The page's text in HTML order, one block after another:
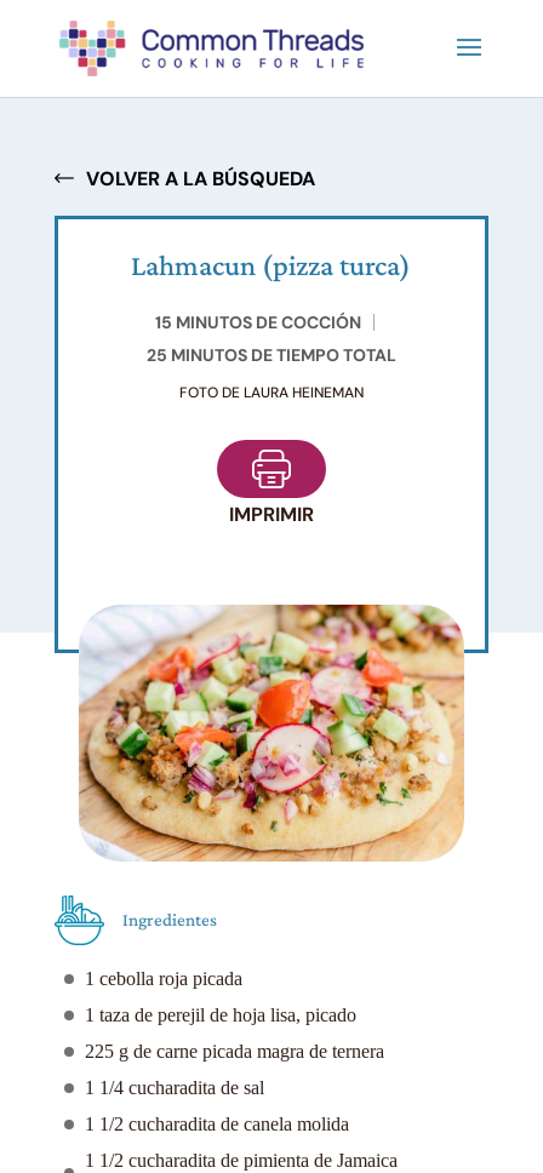
VOLVER A LA BÚSQUEDA
Lahmacun (pizza turca)
15 MINUTOS DE COCCIÓN
25 MINUTOS DE TIEMPO TOTAL
FOTO DE LAURA HEINEMAN
IMPRIMIR
Ingredientes
1 cebolla roja picada
1 taza de perejil de hoja lisa, picado
225 g de carne picada magra de ternera
1 1/4 cucharadita de sal
1 1/2 cucharadita de canela molida
1 1/2 cucharadita de pimienta de Jamaica